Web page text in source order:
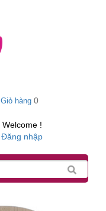
Giỏ hàng 0
Welcome !
Đăng nhập